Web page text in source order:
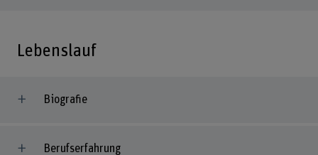
Lebenslauf
Biografie
Berufserfahrung